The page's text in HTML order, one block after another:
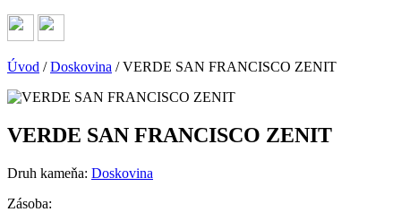
Úvod /Doskovina /VERDE SAN FRANCISCO ZENIT
VERDE SAN FRANCISCO ZENIT
Druh kameňa: Doskovina
Zásoba: